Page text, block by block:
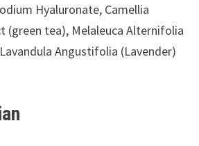
Hyaluronate, Camellia
(green tea), Melaleuca Alternifolia
Angustifolia (Lavender)